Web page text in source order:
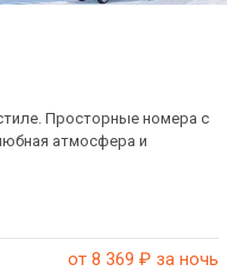
Просторные номера с
атмосфера и
от 8 369 ₽ за ночь